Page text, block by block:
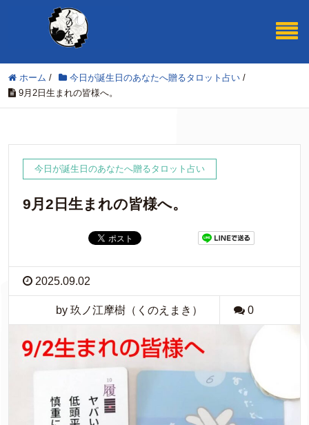
ホーム / 今日が誕生日のあなたへ贈るタロット占い /
9月2日生まれの皆様へ。
今日が誕生日のあなたへ贈るタロット占い
9月2日生まれの皆様へ。
2025.09.02
by 玖ノ江摩樹（くのえまき） 0